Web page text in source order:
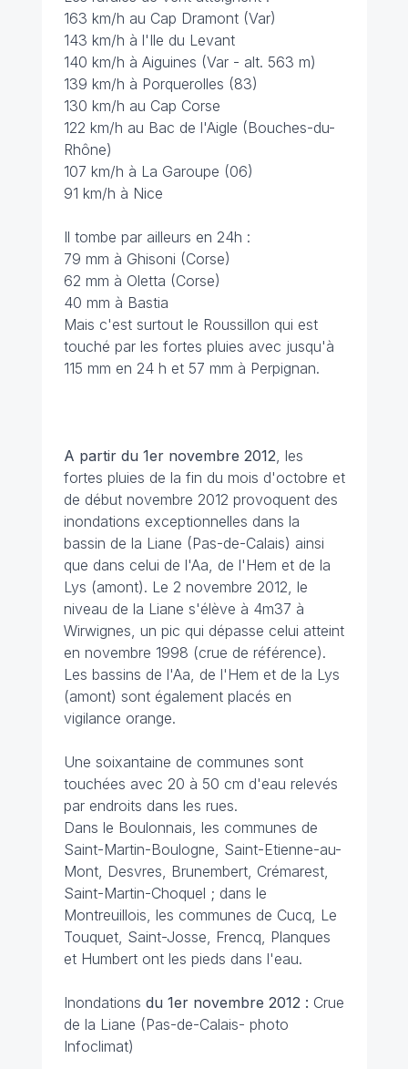
163 km/h au Cap Dramont (Var)
143 km/h à l'Ile du Levant
140 km/h à Aiguines (Var - alt. 563 m)
139 km/h à Porquerolles (83)
130 km/h au Cap Corse
122 km/h au Bac de l'Aigle (Bouches-du-
Rhône)
107 km/h à La Garoupe (06)
91 km/h à Nice
Il tombe par ailleurs en 24h :
79 mm à Ghisoni (Corse)
62 mm à Oletta (Corse)
40 mm à Bastia
Mais c'est surtout le Roussillon qui est
touché par les fortes pluies avec jusqu'à
115 mm en 24 h et 57 mm à Perpignan.
A partir du 1er novembre 2012 , les
fortes pluies de la fin du mois d'octobre et
de début novembre 2012 provoquent des
inondations exceptionnelles dans la
bassin de la Liane (Pas-de-Calais) ainsi
que dans celui de l'Aa, de l'Hem et de la
Lys (amont). Le 2 novembre 2012, le
niveau de la Liane s'élève à 4m37 à
Wirwignes, un pic qui dépasse celui atteint
en novembre 1998 (crue de référence).
Les bassins de l'Aa, de l'Hem et de la Lys
(amont) sont également placés en
vigilance orange.
Une soixantaine de communes sont
touchées avec 20 à 50 cm d'eau relevés
par endroits dans les rues.
Dans le Boulonnais, les communes de
Saint-Martin-Boulogne, Saint-Etienne-au-
Mont, Desvres, Brunembert, Crémarest,
Saint-Martin-Choquel ; dans le
Montreuillois, les communes de Cucq, Le
Touquet, Saint-Josse, Frencq, Planques
et Humbert ont les pieds dans l'eau.
Inondations du 1er novembre 2012 : Crue
de la Liane (Pas-de-Calais- photo
Infoclimat)